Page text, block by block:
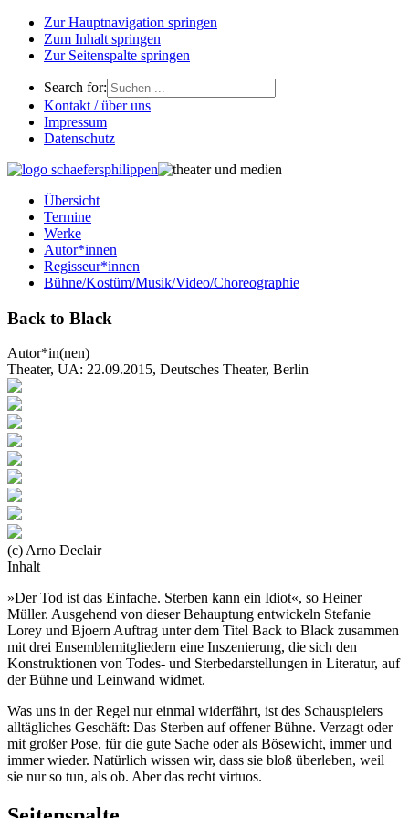
Zur Hauptnavigation springen
Zum Inhalt springen
Zur Seitenspalte springen
Search for:
Kontakt / über uns
Impressum
Datenschutz
Übersicht
Termine
Werke
Autor*innen
Regisseur*innen
Bühne/Kostüm/Musik/Video/Choreographie
Back to Black
Autor*in(nen)
Theater, UA: 22.09.2015, Deutsches Theater, Berlin
(c) Arno Declair
Inhalt
»Der Tod ist das Einfache. Sterben kann ein Idiot«, so Heiner
Müller. Ausgehend von dieser Behauptung entwickeln Stefanie
Lorey und Bjoern Auftrag unter dem Titel Back to Black zusammen
mit drei Ensemblemitgliedern eine Inszenierung, die sich den
Konstruktionen von Todes- und Sterbedarstellungen in Literatur, auf
der Bühne und Leinwand widmet.
Was uns in der Regel nur einmal widerfährt, ist des Schauspielers
alltägliches Geschäft: Das Sterben auf offener Bühne. Verzagt oder
mit großer Pose, für die gute Sache oder als Bösewicht, immer und
immer wieder. Natürlich wissen wir, dass sie bloß überleben, weil
sie nur so tun, als ob. Aber das recht virtuos.